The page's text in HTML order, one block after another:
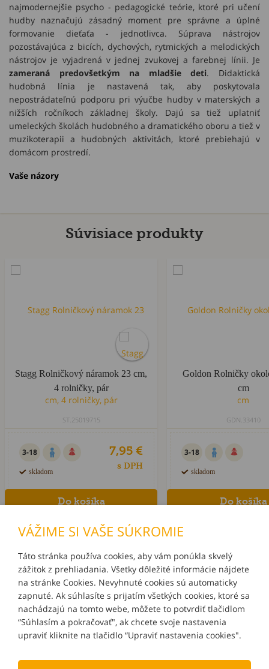
najmodernejšie psycho - pedagogické teórie, ktoré pri učení
hudby naznačujú zásadný moment pre správne a úplné
formovanie dieťaťa - jednotlivca. Súprava nástrojov
pozostávajúca z bicích, dychových, rytmických a melodických
nástrojov je vyjadrená v jednej zvukovej a farebnej línii. Je
zameraná predovšetkým na mladšie deti. Didaktická
hudobná línia je nastavená tak, aby poskytovala
nepostrádateľnú podporu pri výučbe hudby v materských a
nižších ročníkoch základnej školy. Dajú sa tiež uplatniť
umeleckých školách hudobného a dramatického oboru a tiež v
muzikoterapii a hudobných aktivitách, ktoré prebiehajú v
domácom prostredí.
Vaše názory
Súvisiace produkty
Stagg Rolničkový náramok 23 cm,
4 rolničky, pár
ST.25019715
3-18
skladom
7,95 €
s DPH
Goldon Rolničky
cm
GDN.33410
3-18
skladom
INFORMÁCIE
MÔJ ÚČET
VÁŽIME SI VAŠE SÚKROMIE
Táto stránka používa cookies, aby vám ponúkla skvelý
zážitok z prehliadania. Všetky dôležité informácie nájdete
na stránke Cookies. Nevyhnuté cookies sú automaticky
zapnuté. Ak súhlasíte s prijatím všetkých cookies, ktoré sa
nachádzajú na tomto webe, môžete to potvrdiť tlačidlom
“Súhlasím a pokračovať", ak chcete svoje nastavenia
upraviť kliknite na tlačidlo “Upraviť nastavenia cookies".